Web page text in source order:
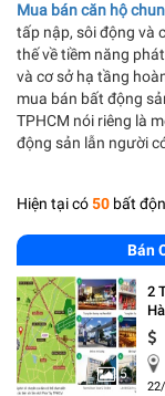
Mua bán căn hộ
tấp nập, sôi động và
thế về tiềm năng
và cơ sở hạ tầng
mua bán bất động
TPHCM nói riêng là
động sản lẫn người
Hiện tại có50 bất
Bán
5
2